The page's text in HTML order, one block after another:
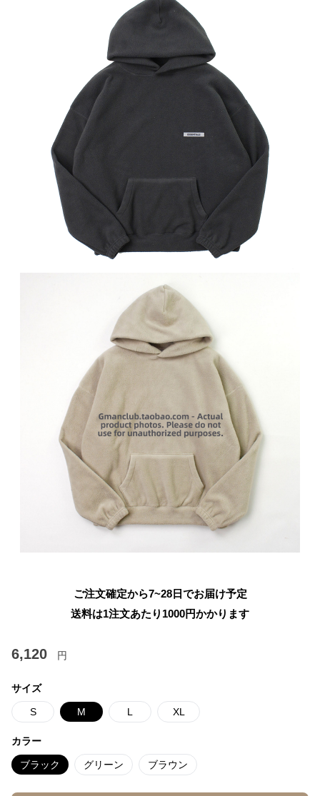
ご注文確定から7~28日でお届け予定
送料は1注文あたり 1000円かかります
6,120 円
サイズ
S M L XL
カラー
ブラック グリーン ブラウン